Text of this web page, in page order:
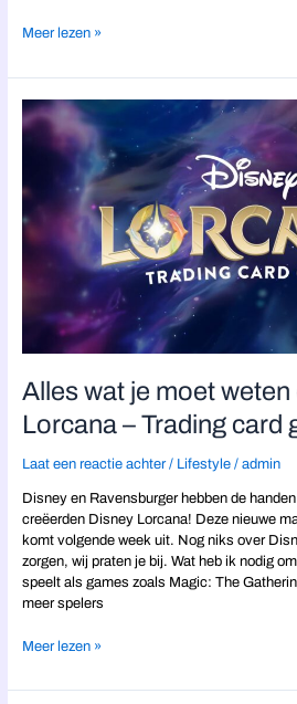
Meer lezen »
Alles wat je moet
Lorcana – Trading card
Laat een reactie achter / Lifestyle /admin
Disney en Ravensburger hebben de
creëerden Disney Lorcana! Deze nieuwe
komt volgende week uit. Nog niks over
zorgen, wij praten je bij. Wat heb ik nodig
speelt als games zoals Magic: The
meer spelers
Alles
wat
weten
over
Lorcana
Meer lezen »